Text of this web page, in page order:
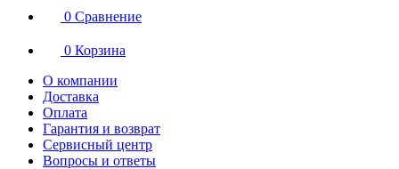
0 Сравнение
0 Корзина
О компании
Доставка
Оплата
Гарантия и возврат
Сервисный центр
Вопросы и ответы